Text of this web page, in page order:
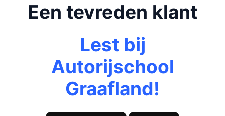
Een tevreden klant
Lest bij
Autorijschool
Graafland!